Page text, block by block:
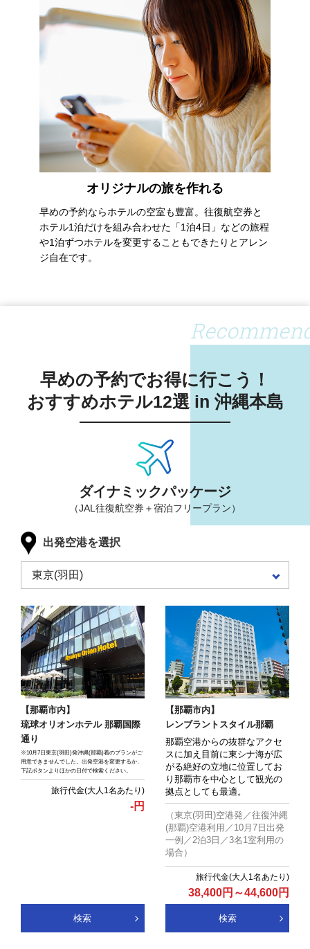
オリジナルの旅を作れる
早めの予約ならホテルの空室も豊富。往復航空券と
ホテル1泊だけを組み合わせた「1泊4日」などの旅程
や1泊ずつホテルを変更することもできたりとアレン
ジ自在です。
早めの予約でお得に行こう！
おすすめホテル12選 in 沖縄本島
ダイナミックパッケージ
（JAL往復航空券＋宿泊フリープラン）
出発空港を選択
【那覇市内】
琉球オリオンホテル 那覇国際
通り
-円
※10月7日東京(羽田)発沖縄(那覇)着のプランがご
用意できませんでした。出発空港を変更するか、
下記ボタンよりほかの日付で検索ください。
検索
【那覇市内】
レンブラントスタイル那覇
38,400円 ～44,600円
那覇空港からの抜群なアクセ
スに加え目前に東シナ海が広
がる絶好の立地に位置してお
り那覇市を中心として観光の
拠点としても最適。
（東京(羽田)空港発／往復沖縄
(那覇)空港利用／10月7日出発
一例／2泊3日／3名1室利用の
場合）
検索